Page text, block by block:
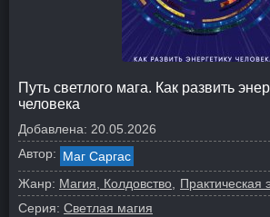
Путь светлого мага. Как развить
человека
Добавлена: 20.05.2026
Автор: Маг Саргас
Жанр: Магия, Колдовство
Практическая
Серия: Светлая магия